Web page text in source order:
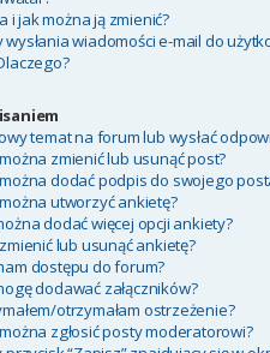
i jak można ją zmienić?
wiadomości e-mail do
temat na forum lub wysłać
zmienić lub usunąć post?
dodać podpis do swojego
utworzyć ankietę?
dodać więcej opcji ankiety?
lub usunąć ankietę?
dostępu do forum?
dodawać załączników?
otrzymałam ostrzeżenie?
zgłosić posty moderatorowi?